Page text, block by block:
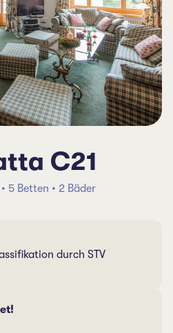
C21
5 Betten • 2 Bäder
durch STV